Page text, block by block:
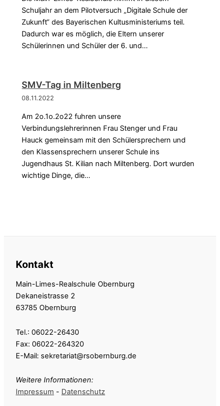
Schuljahr an dem Pilotversuch „Digitale Schule der
Zukunft“ des Bayerischen Kultusministeriums teil.
Dadurch war es möglich, die Eltern unserer
Schülerinnen und Schüler der 6. und…
SMV-Tag in Miltenberg
08.11.2022
Am 2o.1o.2o22 fuhren unsere
Verbindungslehrerinnen Frau Stenger und Frau
Hauck gemeinsam mit den Schülersprechern und
den Klassensprechern unserer Schule ins
Jugendhaus St. Kilian nach Miltenberg. Dort wurden
wichtige Dinge, die…
Kontakt
Main-Limes-Realschule Obernburg
Dekaneistrasse 2
63785 Obernburg
Tel.: 06022-26430
Fax: 06022-264320
E-Mail: sekretariat@rsobernburg.de
Weitere Informationen:
Impressum - Datenschutz